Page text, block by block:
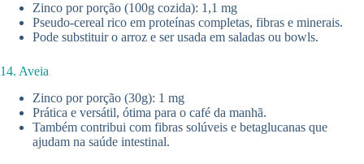
Zinco por porção (100g cozida): 1,1 mg
Pseudo-cereal rico em proteínas completas, fibras e minerais.
Pode substituir o arroz e ser usada em saladas ou bowls.
14. Aveia
Zinco por porção (30g): 1 mg
Prática e versátil, ótima para o café da manhã.
Também contribui com fibras solúveis e betaglucanas que
ajudam na saúde intestinal.